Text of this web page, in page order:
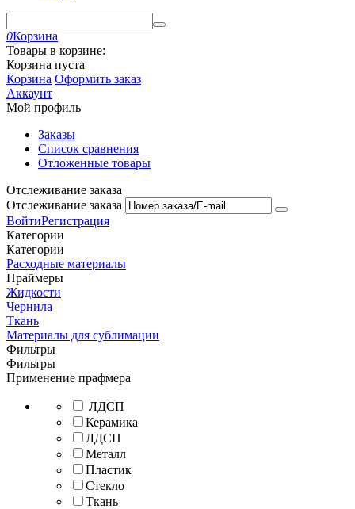
0Корзина
Товары в корзине:
Корзина пуста
Корзина Оформить заказ
Аккаунт
Мой профиль
Заказы
Список сравнения
Отложенные товары
Отслеживание заказа
Отслеживание заказа
ВойтиРегистрация
Категории
Категории
Расходные материалы
Праймеры
Жидкости
Чернила
Ткань
Материалы для сублимации
Фильтры
Фильтры
Применение прафмера
ЛДСП
Керамика
ЛДСП
Металл
Пластик
Стекло
Ткань